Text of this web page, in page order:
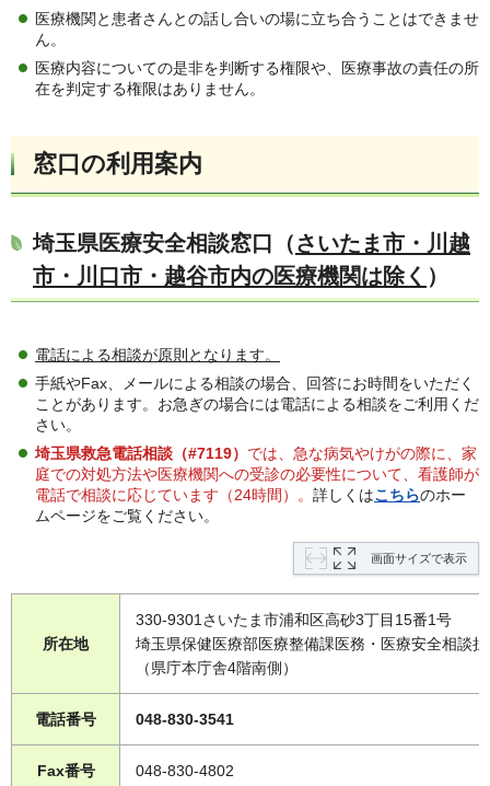
医療機関と患者さんとの話し合いの場に立ち合うことはできませ
ん。
医療内容についての是非を判断する権限や、医療事故の責任の所
在を判定する権限はありません。
窓口の利用案内
埼玉県医療安全相談窓口（さいたま市・川越
市・川口市・越谷市内の医療機関は除く ）
電話による相談が原則となります。
手紙やFax、メールによる相談の場合、回答にお時間をいただく
ことがあります。お急ぎの場合には電話による相談をご利用くだ
さい。
埼玉県救急電話相談（#7119） では、急な病気やけがの際に、家
庭での対処方法や医療機関への受診の必要性について、看護師が
電話で相談に応じています（24時間）。 詳しくはこちらのホー
ムページをご覧ください。
画面サイズで表示
所在地
330-9301さいたま市浦和区高砂3丁目15番1号
埼玉県保健医療部医療整備課医務・医療安全相談
（県庁本庁舎4階南側）
電話番号 048-830-3541
Fax番号 048-830-4802